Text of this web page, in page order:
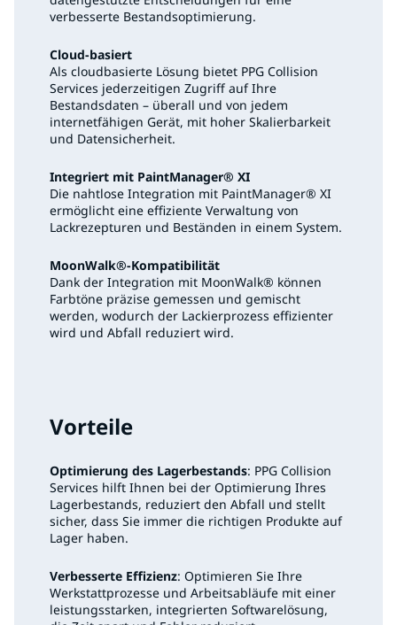
verbesserte Bestandsoptimierung.
Cloud-basiert
Als cloudbasierte Lösung bietet PPG Collision
Services jederzeitigen Zugriff auf Ihre
Bestandsdaten – überall und von jedem
internetfähigen Gerät, mit hoher Skalierbarkeit
und Datensicherheit.
Integriert mit PaintManager® XI
Die nahtlose Integration mit PaintManager® XI
ermöglicht eine effiziente Verwaltung von
Lackrezepturen und Beständen in einem System.
MoonWalk®-Kompatibilität
Dank der Integration mit MoonWalk® können
Farbtöne präzise gemessen und gemischt
werden, wodurch der Lackierprozess effizienter
wird und Abfall reduziert wird.
Vorteile
Optimierung des Lagerbestands: PPG Collision
Services hilft Ihnen bei der Optimierung Ihres
Lagerbestands, reduziert den Abfall und stellt
sicher, dass Sie immer die richtigen Produkte auf
Lager haben.
Verbesserte Effizienz: Optimieren Sie Ihre
Werkstattprozesse und Arbeitsabläufe mit einer
leistungsstarken, integrierten Softwarelösung,